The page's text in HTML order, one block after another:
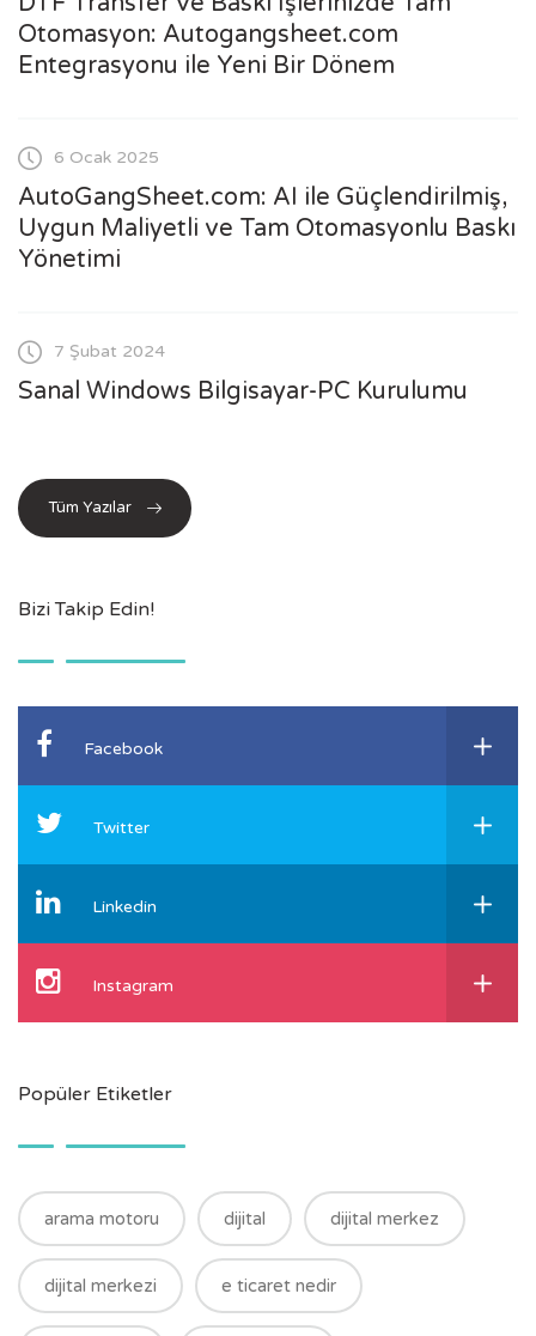
Otomasyon: Autogangsheet.com
Entegrasyonu ile Yeni Bir Dönem
6 Ocak 2025
AutoGangSheet.com: AI ile Güçlendirilmiş,
Uygun Maliyetli ve Tam Otomasyonlu Baskı
Yönetimi
7 Şubat 2024
Sanal Windows Bilgisayar-PC Kurulumu
Tüm Yazılar
Bizi Takip Edin!
Facebook
Twitter
Linkedin
Instagram
Popüler Etiketler
arama motoru dijital dijital merkez
dijital merkezi e ticaret nedir